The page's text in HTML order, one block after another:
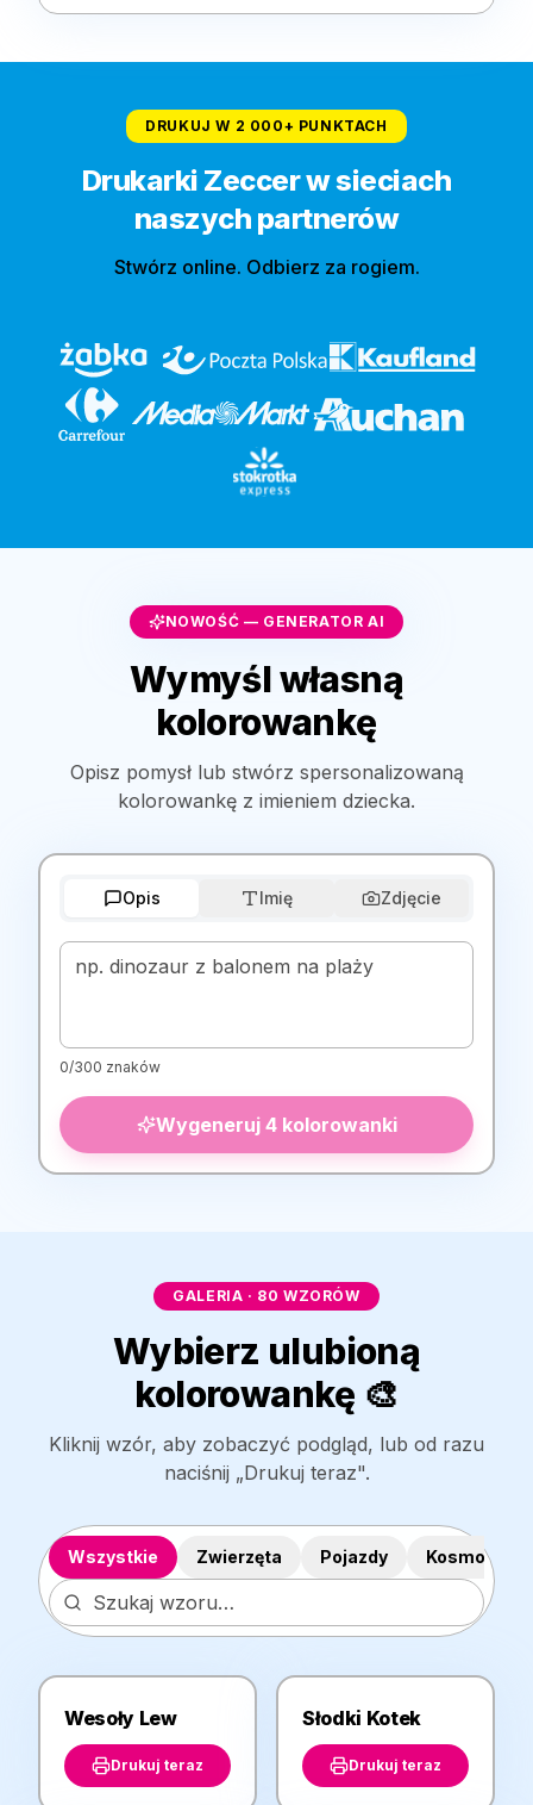
DRUKUJ W 2 000+ PUNKTACH
Drukarki Zeccer w sieciach
naszych partnerów
Stwórz online. Odbierz za rogiem.
NOWOŚĆ — GENERATOR AI
Wymyśl własną
kolorowankę
Opisz pomysł lub stwórz spersonalizowaną
kolorowankę z imieniem dziecka.
Opis Imię Zdjęcie
Opis kolorowanki
0/300 znaków
Wygeneruj 4 kolorowanki
GALERIA · 80 WZORÓW
Wybierz ulubioną
kolorowankę 🎨
Kliknij wzór, aby zobaczyć podgląd, lub od razu
naciśnij „Drukuj teraz".
Wszystkie Zwierzęta Pojazdy Kosmos
ZWIERZĘTA
Wesoły Lew
Drukuj teraz
ZWIERZĘTA
Słodki Kotek
Drukuj teraz